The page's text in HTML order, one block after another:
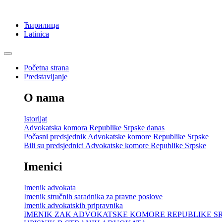
Ћирилица
Latinica
Početna strana
Predstavljanje
O nama
Istorijat
Advokatska komora Republike Srpske danas
Počasni predsjednik Advokatske komore Republike Srpske
Bili su predsjednici Advokatske komore Republike Srpske
Imenici
Imenik advokata
Imenik stručnih saradnika za pravne poslove
Imenik advokatskih pripravnika
IMENIK ZAK ADVOKATSKE KOMORE REPUBLIKE